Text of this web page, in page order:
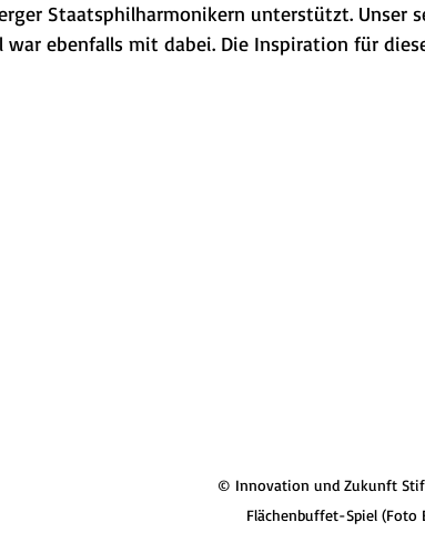
Staatsphilharmonikern unterstützt. Unser
war ebenfalls mit dabei. Die Inspiration für
© Innovation und Zukunft
Flächenbuffet-Spiel (Foto